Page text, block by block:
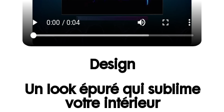
Design
Un look épuré qui sublime
votre intérieur